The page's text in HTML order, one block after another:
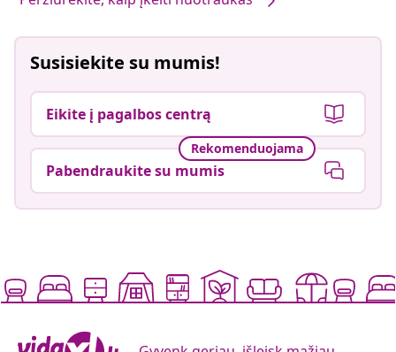
Susisiekite su mumis!
Eikite į pagalbos centrą
Rekomenduojama
Pabendraukite su mumis